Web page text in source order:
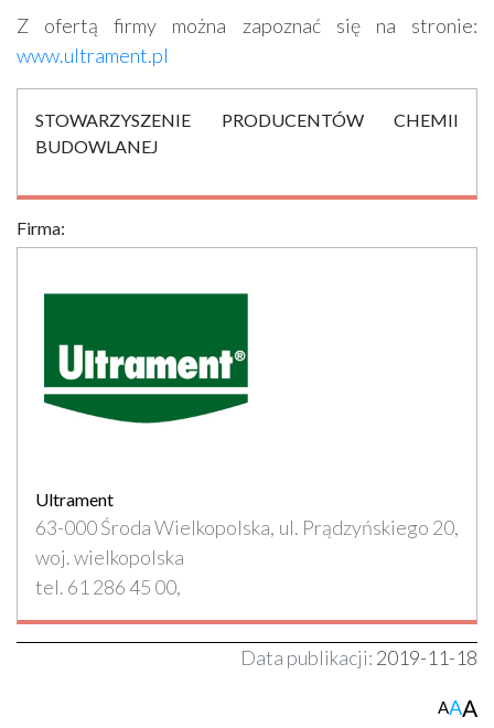
Z ofertą firmy można zapoznać się na stronie:
www.ultrament.pl
STOWARZYSZENIE PRODUCENTÓW CHEMII
BUDOWLANEJ
Firma:
Ultrament
63-000 Środa Wielkopolska, ul. Prądzyńskiego 20,
woj. wielkopolska
tel. 61 286 45 00,
Data publikacji: 2019-11-18
AAA